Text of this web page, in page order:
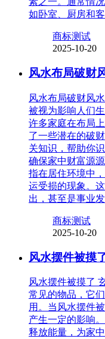
如卧室、厨房和
商标测试
2025-10-20
风水布局破财
风水布局破财风
被视为影响人们
许多家庭在布局
了一些潜在的破
关知识，帮助你
确保家中财富源
指在居住环境中
运受损的现象。
出，甚至是事业
商标测试
2025-10-20
风水摆件被摸
风水摆件被摸了
常见的物品，它
用。当风水摆件
产生一定的影响
释放能量，为家